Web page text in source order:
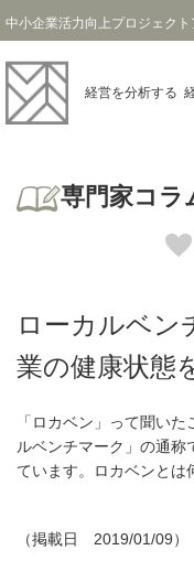
中小企業活力向上プロジェクト
経営を分析する
専門家コラ
ローカルベン
業の健康状態
「ロカベン」って聞い
ルベンチマーク」の通
ています。ロカベンと
（掲載日 2019/01/09）